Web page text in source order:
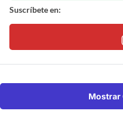
Suscríbete en:
Mostrar